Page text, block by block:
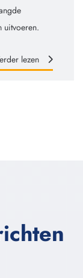
uitvoeren.
lezen